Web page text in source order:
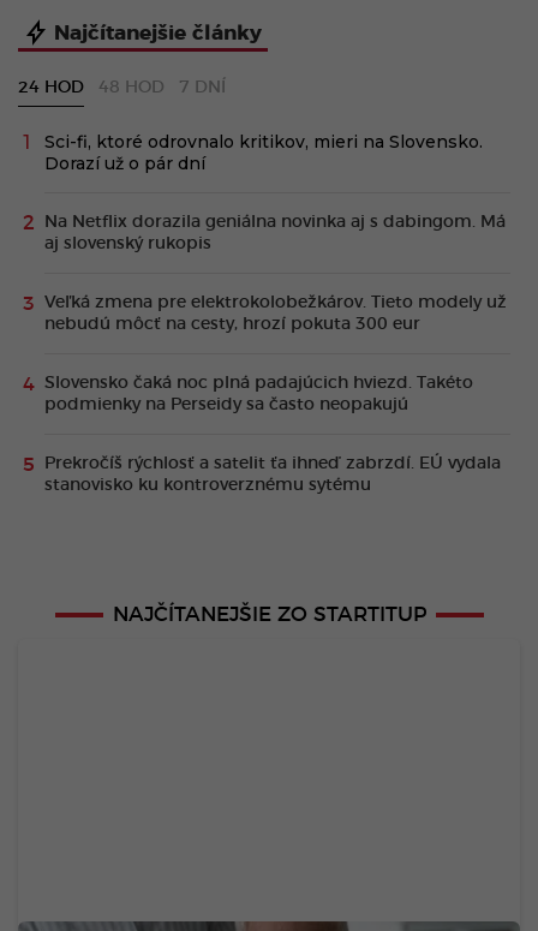
Najčítanejšie články
24 HOD 48 HOD 7 DNÍ
Sci-fi, ktoré odrovnalo kritikov, mieri na Slovensko.
Dorazí už o pár dní
Na Netflix dorazila geniálna novinka aj s dabingom. Má
aj slovenský rukopis
Veľká zmena pre elektrokolobežkárov. Tieto modely už
nebudú môcť na cesty, hrozí pokuta 300 eur
Slovensko čaká noc plná padajúcich hviezd. Takéto
podmienky na Perseidy sa často neopakujú
Prekročíš rýchlosť a satelit ťa ihneď zabrzdí. EÚ vydala
stanovisko ku kontroverznému sytému
NAJČÍTANEJŠIE ZO STARTITUP